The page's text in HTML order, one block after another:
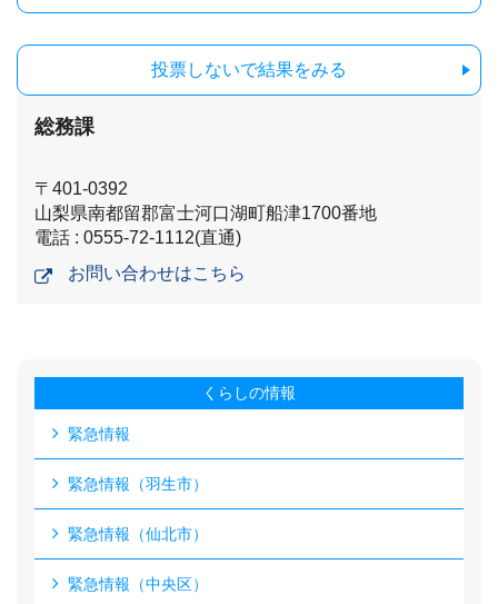
投票しないで結果をみる
総務課
〒401-0392
山梨県南都留郡富士河口湖町船津1700番地
電話 : 0555-72-1112(直通)
お問い合わせはこちら
くらしの情報
緊急情報
緊急情報（羽生市）
緊急情報（仙北市）
緊急情報（中央区）